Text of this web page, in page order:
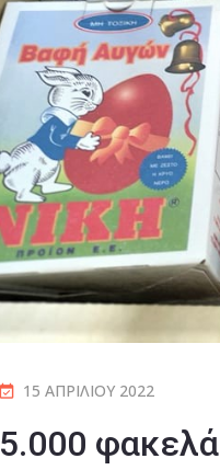
15 ΑΠΡΙΛΊΟΥ 2022
5.000